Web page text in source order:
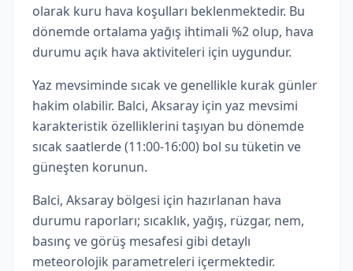
olarak kuru hava koşulları beklenmektedir. Bu
dönemde ortalama yağış ihtimali %2 olup, hava
durumu açık hava aktiviteleri için uygundur.
Yaz mevsiminde sıcak ve genellikle kurak günler
hakim olabilir. Balci, Aksaray için yaz mevsimi
karakteristik özelliklerini taşıyan bu dönemde
sıcak saatlerde (11:00-16:00) bol su tüketin ve
güneşten korunun.
Balci, Aksaray bölgesi için hazırlanan hava
durumu raporları; sıcaklık, yağış, rüzgar, nem,
basınç ve görüş mesafesi gibi detaylı
meteorolojik parametreleri içermektedir.